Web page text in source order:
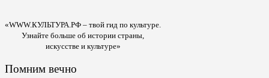
«WWW.КУЛЬТУРА.РФ – твой гид по культуре.
Узнайте больше об истории страны,
искусстве и культуре»
Помним вечно